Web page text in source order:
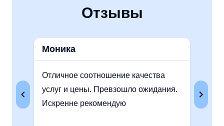
Отзывы
Моника
Отличное соотношение качества
услуг и цены. Превзошло ожидания.
Искренне рекомендую